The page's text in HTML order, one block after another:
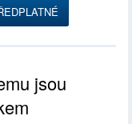
jsou